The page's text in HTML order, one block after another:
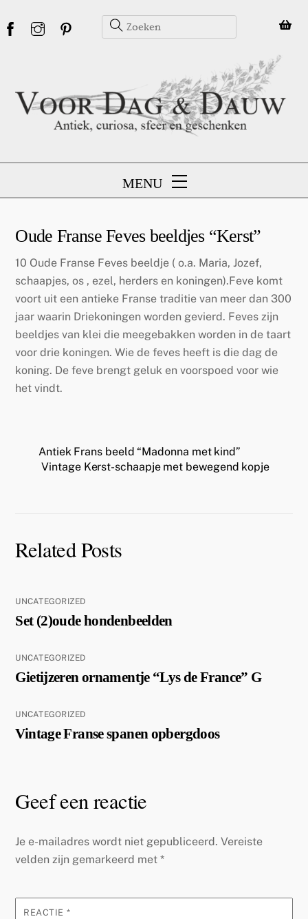
to
MENU
Oude Franse Feves beeldjes “Kerst”
10 Oude Franse Feves beeldje ( o.a. Maria, Jozef,
schaapjes, os , ezel, herders en koningen).Feve komt
voort uit een antieke Franse traditie van meer dan 300
jaar waarin Driekoningen worden gevierd. Feves zijn
beeldjes van klei die meegebakken worden in de taart
voor drie koningen. Wie de feves heeft is die dag de
koning. De feve brengt geluk en voorspoed voor wie
het vindt.
Antiek Frans beeld “Madonna met kind”
Vintage Kerst-schaapje met bewegend kopje
Related Posts
UNCATEGORIZED
Set (2)oude hondenbeelden
UNCATEGORIZED
Gietijzeren ornamentje “Lys de France” G
UNCATEGORIZED
Vintage Franse spanen opbergdoos
Geef een reactie
Je e-mailadres wordt niet gepubliceerd. Vereiste
velden zijn gemarkeerd met*
REACTIE *